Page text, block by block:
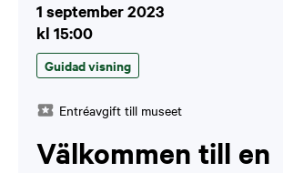
1 september 2023
kl 15:00
Guidad visning
Entréavgift till museet
Välkommen till en